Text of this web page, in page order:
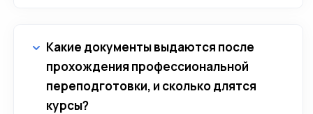
Какие документы выдаются после
прохождения профессиональной
переподготовки, и сколько длятся
курсы?